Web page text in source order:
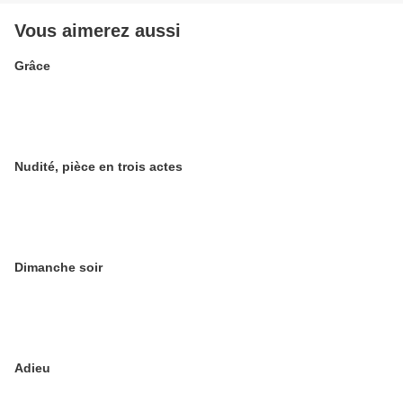
Vous aimerez aussi
Grâce
Nudité, pièce en trois actes
Dimanche soir
Adieu